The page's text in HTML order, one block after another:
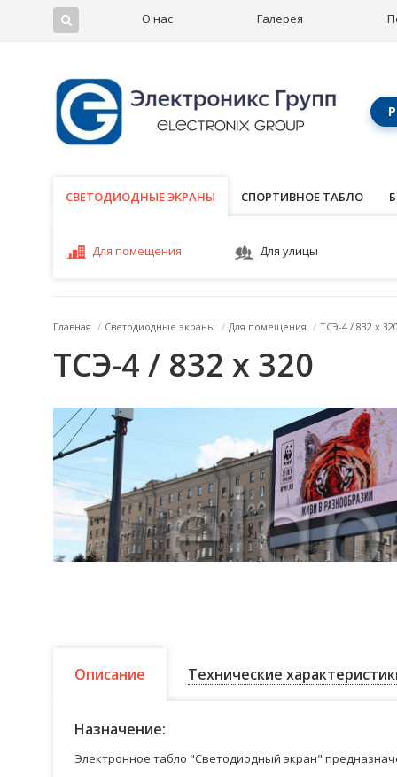
О нас Галерея
СВЕТОДИОДНЫЕ ЭКРАНЫ
СВЕТОДИОДНЫЕ ЭКРАНЫ СПОРТИВНОЕ ТАБЛО
Для помещения Для улицы
Главная / Светодиодные экраны / Для помещения / ТСЭ-4 / 832 x
ТСЭ-4 / 832 x 320
Описание Технические
Назначение:
Электронное табло "Светодиодный экран"